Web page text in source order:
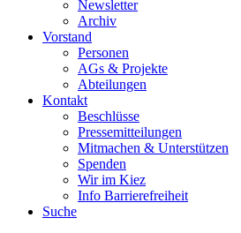
Newsletter
Archiv
Vorstand
Personen
AGs & Projekte
Abteilungen
Kontakt
Beschlüsse
Pressemitteilungen
Mitmachen & Unterstützen
Spenden
Wir im Kiez
Info Barrierefreiheit
Suche